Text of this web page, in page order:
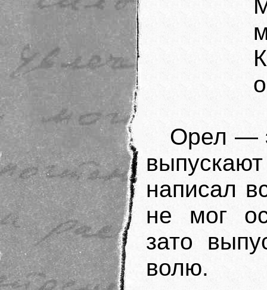
Орел —
написал
не мог
зато
волю.